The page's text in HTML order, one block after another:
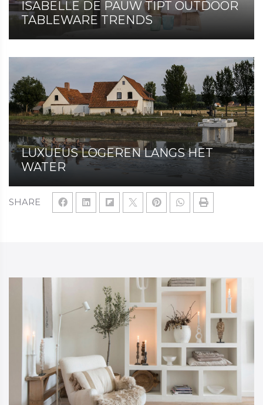
SHARE
ISABELLE DE PAUW TIPT OUTDOOR
TABLEWARE TRENDS
LUXUEUS LOGEREN LANGS HET
WATER